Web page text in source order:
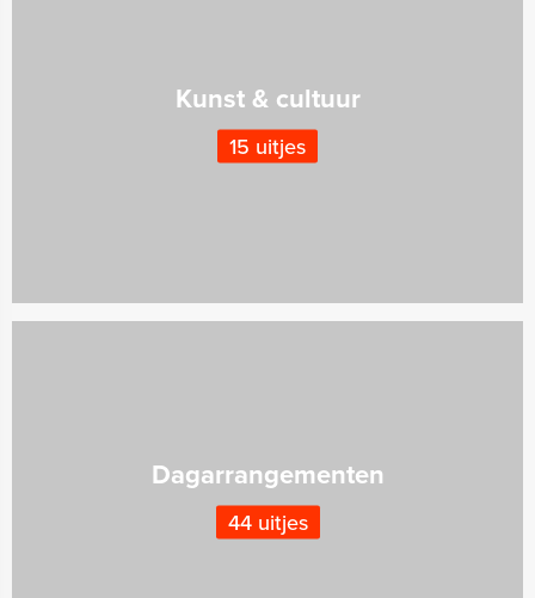
Kunst & cultuur
15 uitjes
Dagarrangementen
44 uitjes